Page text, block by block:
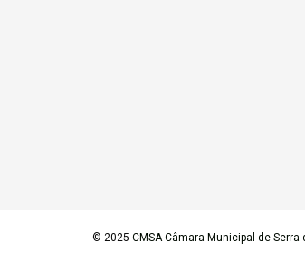
© 2025 CMSA Câmara Municipal de Serra